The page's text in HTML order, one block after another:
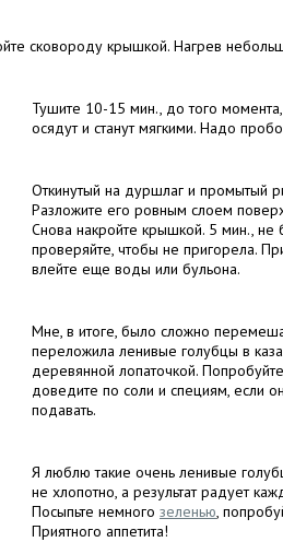
сковороду крышкой. Нагрев
Тушите 10-15 мин., до того момента,
осядут и станут мягкими. Надо
Откинутый на дуршлаг и промытый
Разложите его ровным слоем
Снова накройте крышкой. 5 мин., не
проверяйте, чтобы не пригорела.
влейте еще воды или бульона.
Мне, в итоге, было сложно
переложила ленивые голубцы в
деревянной лопаточкой.
доведите по соли и специям, если
подавать.
Я люблю такие очень ленивые
не хлопотно, а результат радует
Посыпьте немного зеленью,
Приятного аппетита!